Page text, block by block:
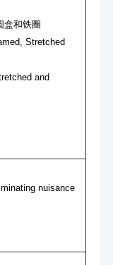
盒和铁圈
Stretched
and
nuisance